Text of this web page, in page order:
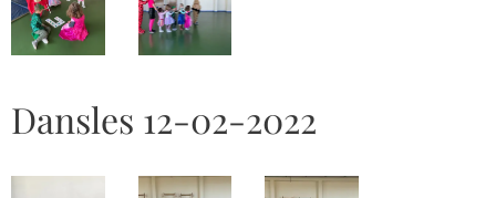
Dansles 12-02-2022